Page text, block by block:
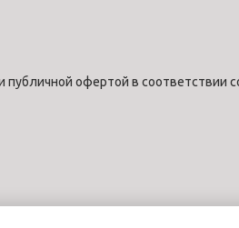
офертой в соответствии